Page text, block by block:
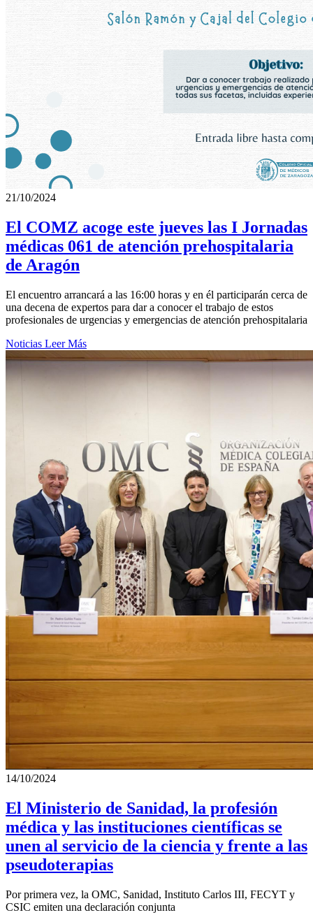
21/10/2024
El COMZ acoge este jueves las I Jornadas
médicas 061 de atención prehospitalaria
de Aragón
El encuentro arrancará a las 16:00 horas y en él participarán cerca de
una decena de expertos para dar a conocer el trabajo de estos
profesionales de urgencias y emergencias de atención prehospitalaria
Noticias Leer Más
14/10/2024
El Ministerio de Sanidad, la profesión
médica y las instituciones científicas se
unen al servicio de la ciencia y frente a las
pseudoterapias
Por primera vez, la OMC, Sanidad, Instituto Carlos III, FECYT y
CSIC emiten una declaración conjunta